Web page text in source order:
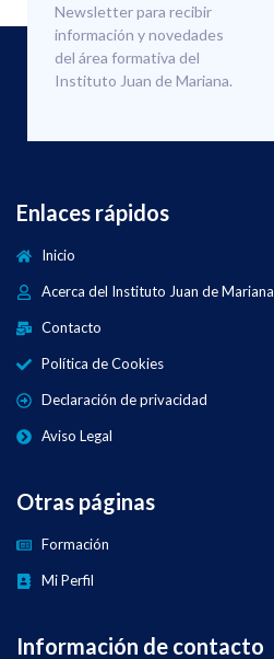
Newsletter para recibir
información y novedades
del área formativa del
Instituto Juan de Mariana.
Enlaces rápidos
Inicio
Acerca del Instituto Juan de Mariana
Contacto
Política de Cookies
Declaración de privacidad
Aviso Legal
Otras páginas
Formación
Mi Perfil
Información de contacto